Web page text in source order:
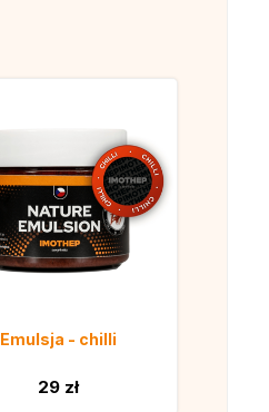
Emulsja - chilli
29 zł